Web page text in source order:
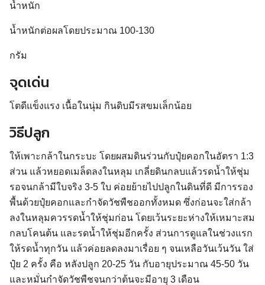
น้ำหนัก
น้ำหนักต่อผลโดยประมาณ 100-130
กรัม
จุดเด่น
โตดีแข็งแรง เนื้อในนุ่ม กินดิบมีรสขมเล็กน้อย
วิธีปลูก
ให้เพาะกล้าในกระบะ โดยผสมดินร่วนกับปุ๋ยคอกในอัตรา 1:3
ส่วน แล้วหยอดเมล็ดลงในหลุม เกลี่ยดินกลบแล้วรดน้ำให้ชุ่ม
รอจนกล้ามีใบจริง 3-5 ใบ ค่อยย้ายไปปลูกในดินที่ดี มีการรอง
พื้นด้วยปุ๋ยคอกและกำจัดวัชพืชออกทั้งหมด ซึ่งก่อนจะใส่กล้า
ลงในหลุมควรรดน้ำให้ชุ่มก่อน โดยเว้นระยะห่างให้เหมาะสม
กลบโคนต้น และรดน้ำให้ชุ่มอีกครั้ง ส่วนการดูแลในช่วงแรก
ให้รดน้ำทุกวัน แล้วค่อยลดลงมาเรื่อย ๆ จนเหลือวันเว้นวัน ใส่
ปุ๋ย 2 ครั้ง คือ หลังปลูก 20-25 วัน กับอายุประมาณ 45-50 วัน
และหมั่นกำจัดวัชพืชจนกว่าต้นจะมีอายุ 3 เดือน